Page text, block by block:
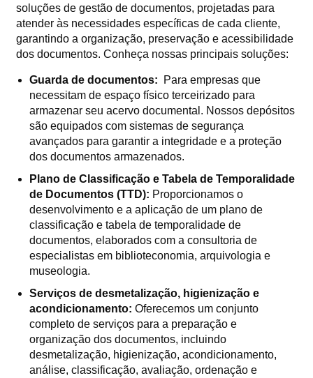
soluções de gestão de documentos, projetadas para
atender às necessidades específicas de cada cliente,
garantindo a organização, preservação e acessibilidade
dos documentos. Conheça nossas principais soluções:
Guarda de documentos:
Para empresas que
necessitam de espaço físico terceirizado para
armazenar seu acervo documental. Nossos depósitos
são equipados com sistemas de segurança
avançados para garantir a integridade e a proteção
dos documentos armazenados.
Plano de Classificação e Tabela de Temporalidade
de Documentos (TTD): Proporcionamos o
desenvolvimento e a aplicação de um plano de
classificação e tabela de temporalidade de
documentos, elaborados com a consultoria de
especialistas em biblioteconomia, arquivologia e
museologia.
Serviços de desmetalização, higienização e
acondicionamento: Oferecemos um conjunto
completo de serviços para a preparação e
organização dos documentos, incluindo
desmetalização, higienização, acondicionamento,
análise, classificação, avaliação, ordenação e